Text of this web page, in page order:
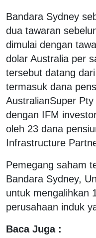
Bandara Sydney
dua tawaran
dimulai dengan
dolar Australia per
tersebut datang
termasuk dana
AustralianSuper
dengan IFM
oleh 23 dana
Infrastructure
Pemegang saham
Bandara Sydney,
untuk mengalihkan
perusahaan induk
Baca Juga :